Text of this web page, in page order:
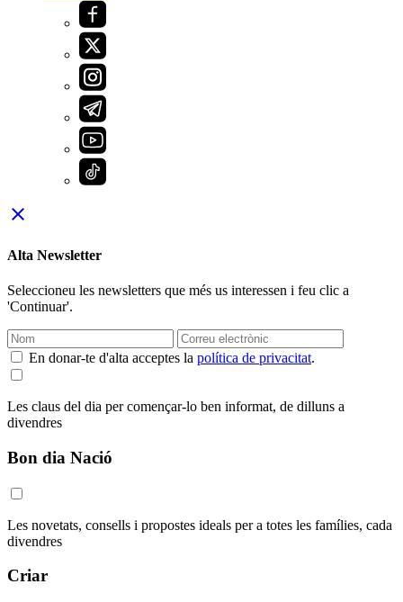
close
Alta Newsletter
Seleccioneu les newsletters que més us interessen i feu clic a
'Continuar'.
En donar-te d'alta acceptes la política de privacitat.
Les claus del dia per començar-lo ben informat, de dilluns a
divendres
Bon dia Nació
Les novetats, consells i propostes ideals per a totes les famílies, cada
divendres
Criar